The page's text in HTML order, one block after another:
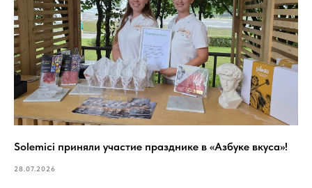
Solemici приняли участие празднике в «Азбуке вкуса»!
28.07.2026